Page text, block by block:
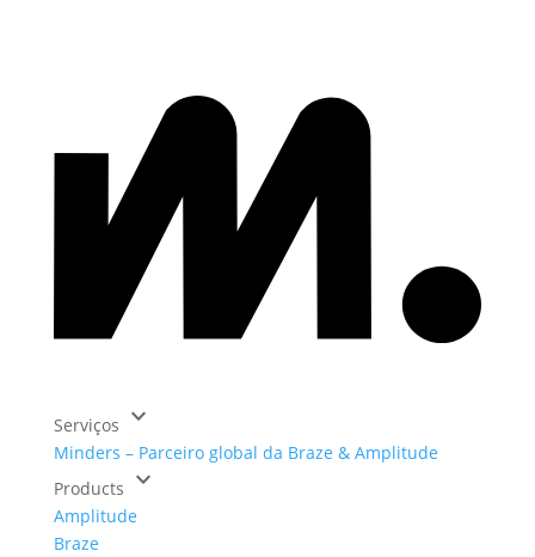
Serviços keyboard_arrow_down
Minders – Parceiro global da Braze & Amplitude
Products keyboard_arrow_down
Amplitude
Braze